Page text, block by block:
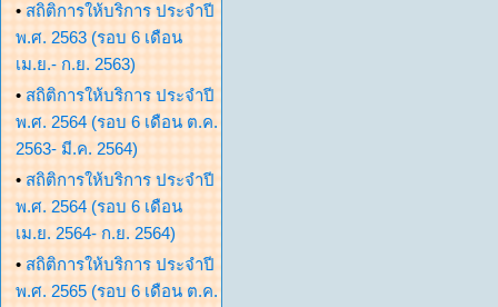
• สถิติการให้บริการ ประจำปี
พ.ศ. 2563 (รอบ 6 เดือน
เม.ย.- ก.ย. 2563)
• สถิติการให้บริการ ประจำปี
พ.ศ. 2564 (รอบ 6 เดือน ต.ค.
2563- มี.ค. 2564)
• สถิติการให้บริการ ประจำปี
พ.ศ. 2564 (รอบ 6 เดือน
เม.ย. 2564- ก.ย. 2564)
• สถิติการให้บริการ ประจำปี
พ.ศ. 2565 (รอบ 6 เดือน ต.ค.